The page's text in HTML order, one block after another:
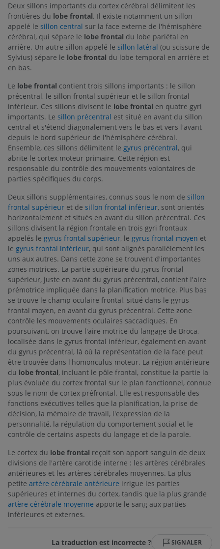
Deux sillons importants du cortex cérébral délimitent les
frontières du lobe frontal. Il existe notamment un sillon
appelé le sillon central sur la face externe de l'hémisphère
cérébral, qui sépare le lobe frontal du lobe pariétal en
arrière. Un autre sillon appelé le sillon latéral (ou scissure de
Sylvius) sépare le lobe frontal du lobe temporal en arrière et
en bas.
Le lobe frontal contient trois sillons importants : le sillon
précentral, le sillon frontal supérieur et le sillon frontal
inférieur. Ces sillons divisent le lobe frontal en quatre gyri
importants. Le sillon précentral est situé en avant du sillon
central et s'étend diagonalement vers le bas et vers l'avant
depuis le bord supérieur de l'hémisphère cérébral.
Ensemble, ces sillons délimitent le gyrus précentral, qui
abrite le cortex moteur primaire. Cette région est
responsable du contrôle des mouvements volontaires de
parties spécifiques du corps.
Deux sillons supplémentaires, connus sous le nom de sillon
frontal supérieur et de sillon frontal inférieur, sont orientés
horizontalement et situés en avant du sillon précentral. Ces
sillons divisent la région frontale en trois gyri frontaux
appelés le gyrus frontal supérieur, le gyrus frontal moyen et
le gyrus frontal inférieur, qui sont alignés parallèlement les
uns aux autres. Dans cette zone se trouvent d'importantes
zones motrices. La partie supérieure du gyrus frontal
supérieur, juste en avant du gyrus précentral, contient l'aire
prémotrice impliquée dans la planification motrice. Plus bas
se trouve le champ oculaire frontal, situé dans le gyrus
frontal moyen, en avant du gyrus précentral. Cette zone
contrôle les mouvements oculaires saccadiques. En
poursuivant, on trouve l'aire motrice du langage de Broca,
localisée dans le gyrus frontal inférieur, également en avant
du gyrus précentral, là où la représentation de la face peut
être trouvée dans l'homonculus moteur. La région antérieure
du lobe frontal, incluant le pôle frontal, constitue la partie la
plus évoluée du cortex frontal sur le plan fonctionnel, connue
sous le nom de cortex préfrontal. Elle est responsable des
fonctions exécutives telles que la planification, la prise de
décision, la mémoire de travail, l'expression de la
personnalité, la régulation du comportement social et le
contrôle de certains aspects du langage et de la parole.
Le cortex du lobe frontal reçoit son apport sanguin de deux
divisions de l'artère carotide interne : les artères cérébrales
antérieures et les artères cérébrales moyennes. La plus
petite artère cérébrale antérieure irrigue les parties
supérieures et internes du cortex, tandis que la plus grande
artère cérébrale moyenne apporte le sang aux parties
inférieures et externes.
La traduction est incorrecte ? SIGNALER